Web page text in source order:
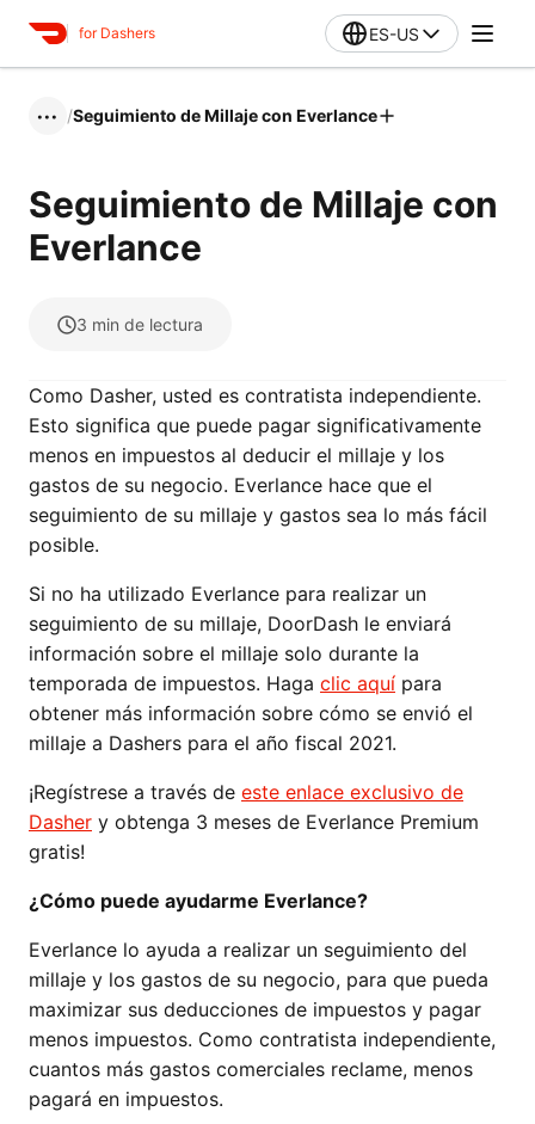
for Dashers ES-US
••• /Seguimiento de Millaje con Everlance
Seguimiento de Millaje con
Everlance
3 min de lectura
Como Dasher, usted es contratista independiente.
Esto significa que puede pagar significativamente
menos en impuestos al deducir el millaje y los
gastos de su negocio. Everlance hace que el
seguimiento de su millaje y gastos sea lo más fácil
posible.
Si no ha utilizado Everlance para realizar un
seguimiento de su millaje, DoorDash le enviará
información sobre el millaje solo durante la
temporada de impuestos. Haga clic aquí para
obtener más información sobre cómo se envió el
millaje a Dashers para el año fiscal 2021.
¡Regístrese a través de este enlace exclusivo de
Dasher y obtenga 3 meses de Everlance Premium
gratis!
¿Cómo puede ayudarme Everlance?
Everlance lo ayuda a realizar un seguimiento del
millaje y los gastos de su negocio, para que pueda
maximizar sus deducciones de impuestos y pagar
menos impuestos. Como contratista independiente,
cuantos más gastos comerciales reclame, menos
pagará en impuestos.